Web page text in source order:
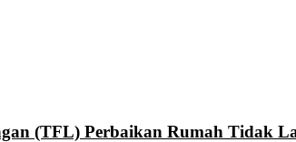
(TFL) Perbaikan Rumah Tidak